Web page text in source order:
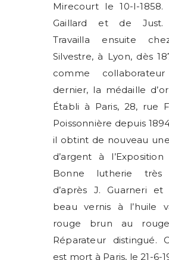
Mirecourt le 10-I-
Gaillard et de Just.
Travailla ensuite
Silvestre, à Lyon, dès
comme
dernier, la médaille
Établi à Paris, 28, rue
Poissonnière depuis
il obtint de nouveau
d’argent à
Bonne lutherie très
d’après J. Guarneri et
beau vernis à l’huile
rouge brun au
Réparateur distingué.
est mort à Paris, le 21-6-